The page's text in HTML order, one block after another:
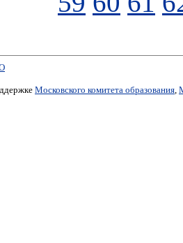
Московского комитета образования,